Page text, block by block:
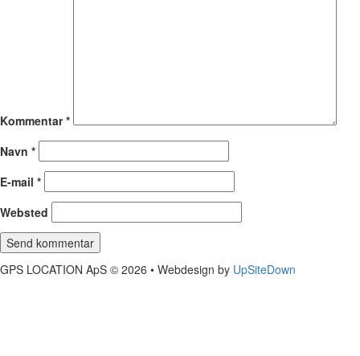
Kommentar*
Navn *
E-mail *
Websted
GPS LOCATION ApS © 2026 • Webdesign by UpSiteDown